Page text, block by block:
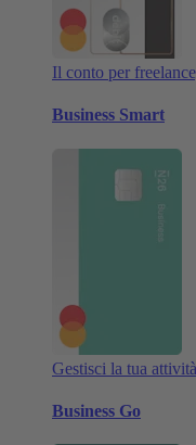
Il conto per
Business Smart
Gestisci la tua
Business Go